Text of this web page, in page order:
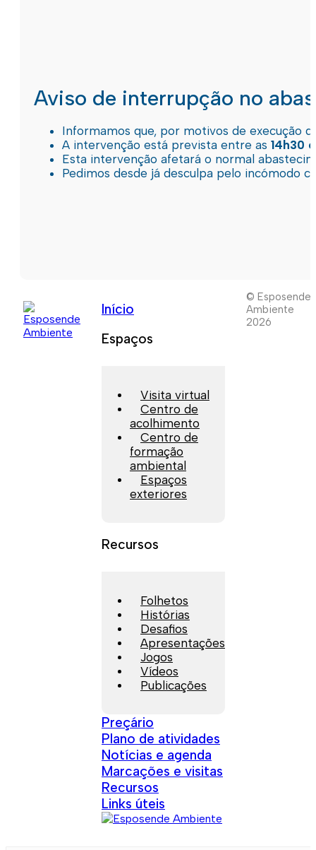
Aviso de interrupção no
Informamos que, por motivos de execução
A intervenção está prevista entre as 14h30
Esta intervenção afetará o normal
Pedimos desde já desculpa pelo incómodo
Início
Espaços
Visita virtual
Centro de
acolhimento
Centro de
formação
ambiental
Espaços
exteriores
Recursos
Folhetos
Histórias
Desafios
Apresentações
Jogos
Vídeos
Publicações
Preçário
Plano de atividades
Notícias e agenda
Marcações e visitas
Recursos
Links úteis
© Esposende
Ambiente
2026